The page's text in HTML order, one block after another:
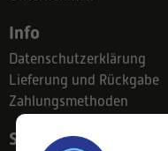
Info
Datenschutzerklärung
Lieferung und Rückgabe
Zahlungsmethoden
Suodatinkeskus